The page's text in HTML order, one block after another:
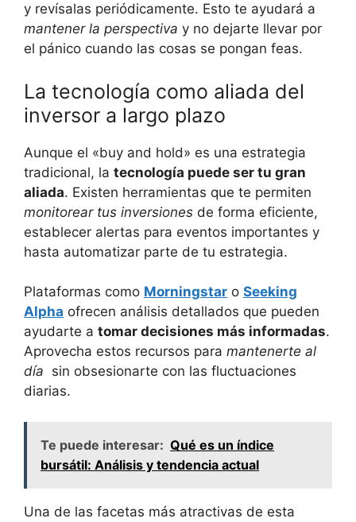
y revísalas periódicamente. Esto te ayudará a
mantener la perspectiva y ‌no dejarte llevar por⁢
el pánico cuando las cosas se pongan feas.
La tecnología ⁤como aliada del‍
inversor‌ a largo plazo
Aunque el «buy and hold» es una estrategia
tradicional, la tecnología puede ser tu gran
aliada. Existen herramientas que te permiten
monitorear tus inversiones de forma ​eficiente,
establecer⁣ alertas para eventos importantes y
hasta automatizar parte de tu​ estrategia.
Plataformas como Morningstar o Seeking
⁤Alpha ofrecen análisis detallados que pueden
ayudarte a tomar decisiones más informadas.
Aprovecha estos recursos para mantenerte al
día ⁣ sin obsesionarte con las⁣ fluctuaciones
diarias.
Te puede interesar: Qué es un índice
bursátil: Análisis y tendencia actual
Una de las facetas más atractivas de esta